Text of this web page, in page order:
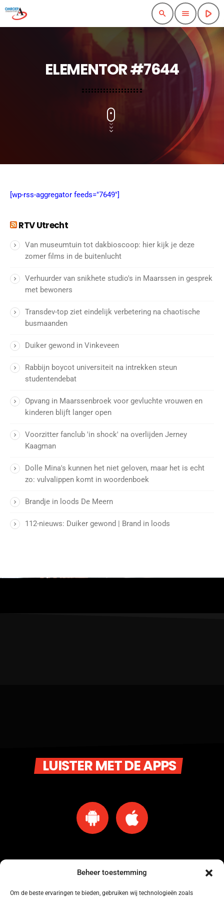
Beheer toestemming
Om de beste ervaringen te bieden, gebruiken wij technologieën zoals
search menu play_arrow
ELEMENTOR #7644
[wp-rss-aggregator feeds="7649"]
RTV Utrecht
Van museumtuin tot dakbioscoop: hier kijk je deze
zomer films in de buitenlucht
Verhuurder van snikhete studio's in Maarssen in gesprek
met bewoners
Transdev-top ziet eindelijk verbetering na chaotische
busmaanden
Duiker gewond in Vinkeveen
Rabbijn boycot universiteit na intrekken steun
studentendebat
Opvang in Maarssenbroek voor gevluchte vrouwen en
kinderen blijft langer open
Voorzitter fanclub 'in shock' na overlijden Jerney
Kaagman
Dolle Mina's kunnen het niet geloven, maar het is echt
zo: vulvalippen komt in woordenboek
Brandje in loods De Meern
112-nieuws: Duiker gewond | Brand in loods
LUISTER MET DE APPS